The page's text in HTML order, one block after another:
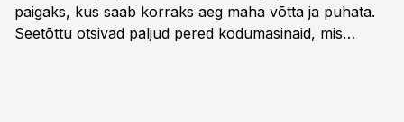
paigaks, kus saab korraks aeg maha võtta ja puhata.
Seetõttu otsivad paljud pered kodumasinaid, mis